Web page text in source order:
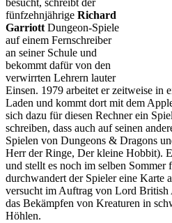
besucht, schreibt der
fünfzehnjährige Richard
GarriottDungeon-Spiele
auf einem Fernschreiber
an seiner Schule und
bekommt dafür von den
verwirrten Lehrern lauter
Einsen. 1979 arbeitet er zeitweise in
Laden und kommt dort mit dem
sich dazu für diesen Rechner ein
schreiben, dass auch auf seinen
Spielen von Dungeons & Dragons
Herr der Ringe, Der kleine Hobbit).
und stellt es noch im selben Sommer
durchwandert der Spieler eine Karte
versucht im Auftrag von Lord British
das Bekämpfen von Kreaturen in
Höhlen.